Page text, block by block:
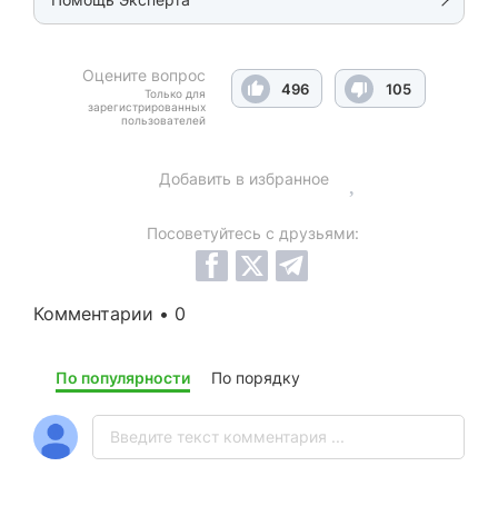
Оцените вопрос
Только для
зарегистрированных
пользователей
496 105
Добавить в избранное
Посоветуйтесь с друзьями:
Комментарии • 0
По популярности По порядку